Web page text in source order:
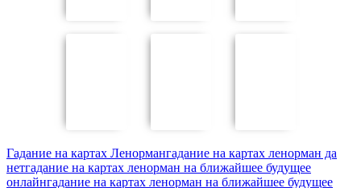
Гадание на картах Ленормангадание на картах ленорман да
нетгадание на картах ленорман на ближайшее будущее
онлайнгадание на картах ленорман на ближайшее будущее